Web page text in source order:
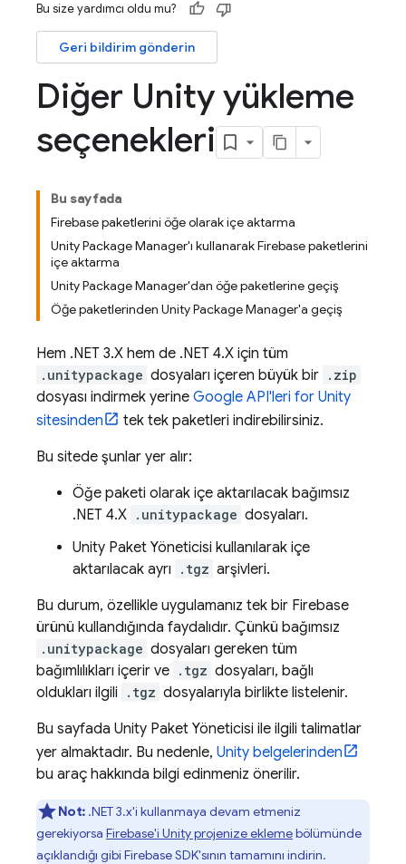
Bu size yardımcı oldu mu?
Geri bildirim gönderin
Diğer Unity yükleme
seçenekleri
Bu sayfada
Firebase paketlerini öğe olarak içe aktarma
Unity Package Manager'ı kullanarak Firebase paketlerini
içe aktarma
Unity Package Manager'dan öğe paketlerine geçiş
Öğe paketlerinden Unity Package Manager'a geçiş
Hem .NET 3.X hem de .NET 4.X için tüm
.unitypackage dosyaları içeren büyük bir .zip
dosyası indirmek yerine Google API'leri for Unity
sitesinden
tek tek paketleri indirebilirsiniz.
Bu sitede şunlar yer alır:
Öğe paketi olarak içe aktarılacak bağımsız
.NET 4.X .unitypackage dosyaları.
Unity Paket Yöneticisi kullanılarak içe
aktarılacak ayrı
.tgz arşivleri.
Bu durum, özellikle uygulamanız tek bir Firebase
ürünü kullandığında faydalıdır. Çünkü bağımsız
.unitypackage dosyaları gereken tüm
bağımlılıkları içerir ve .tgz dosyaları, bağlı
oldukları ilgili
.tgz dosyalarıyla birlikte listelenir.
Bu sayfada Unity Paket Yöneticisi ile ilgili talimatlar
yer almaktadır. Bu nedenle, Unity belgelerinden
bu araç hakkında bilgi edinmeniz önerilir.
Not: .NET 3.x'i kullanmaya devam etmeniz
gerekiyorsa Firebase'i Unity projenize eklemebölümünde
açıklandığı gibi Firebase SDK'sının tamamını indirin.